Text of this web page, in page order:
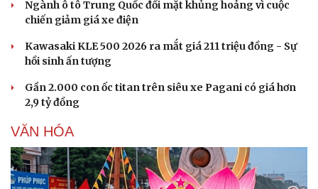
Văn hóa
Sân khấu - Điện ảnh
Văn học
Âm nhạc
Nghệ sĩ
Thời trang
Sao Việt
Ngành ô tô Trung Quốc đối mặt khủng hoảng vì cuộc
chiến giảm giá xe điện
Kawasaki KLE 500 2026 ra mắt giá 211 triệu đồng - Sự
hồi sinh ấn tượng
Gần 2.000 con ốc titan trên siêu xe Pagani có giá hơn
2,9 tỷ đồng
VĂN HÓA